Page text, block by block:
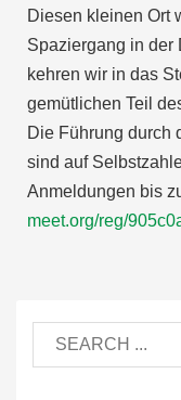
Diesen kleinen Ort
Spaziergang in der
kehren wir in das
gemütlichen Teil
Die Führung durch
sind auf
Anmeldungen bis
meet.org/reg/